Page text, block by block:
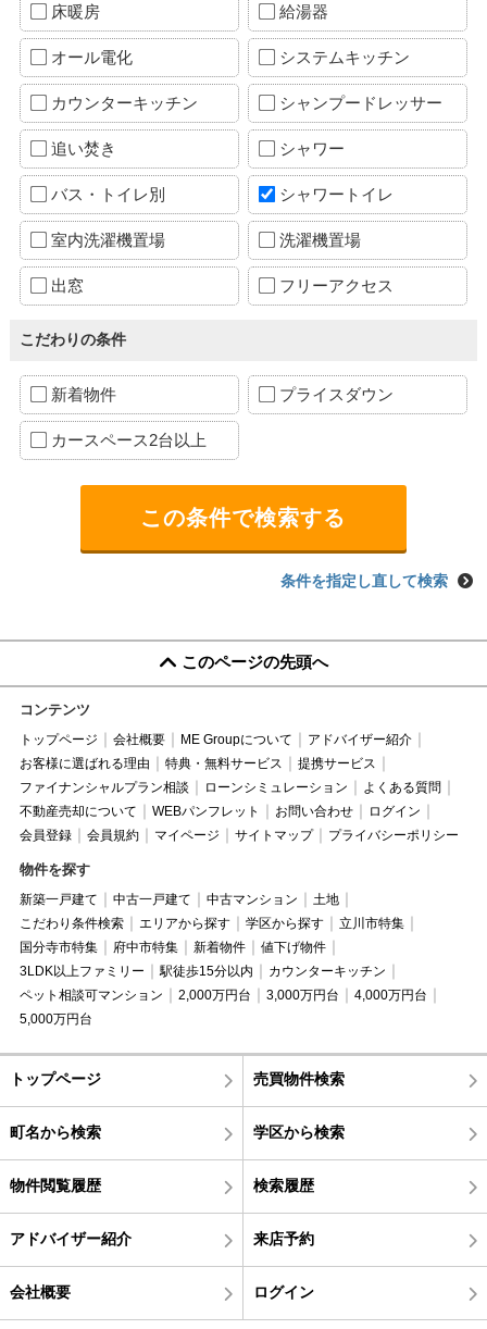
床暖房 給湯器
オール電化 システムキッチン
カウンターキッチン シャンプードレッサー
追い焚き シャワー
バス・トイレ別 シャワートイレ
室内洗濯機置場 洗濯機置場
出窓 フリーアクセス
こだわりの条件
新着物件 プライスダウン
カースペース2台以上
条件を指定し直して検索
このページの先頭へ
コンテンツ
トップページ 会社概要 ME Groupについて
アドバイザー紹介
お客様に選ばれる理由
特典・無料サービス
提携サービス
ファイナンシャルプラン相談
ローンシミュレーション
よくある質問
不動産売却について
WEBパンフレット お問い合わせ
ログイン
会員登録
会員規約 マイページ サイトマップ プライバシーポリシー
物件を探す
新築一戸建て 中古一戸建て 中古マンション
土地
こだわり条件検索
エリアから探す 学区から探す
立川市特集
国分寺市特集
府中市特集 新着物件
値下げ物件
3LDK以上ファミリー
駅徒歩15分以内
カウンターキッチン
ペット相談可マンション
2,000万円台 3,000万円台
4,000万円台
5,000万円台
トップページ 売買物件検索
町名から検索 学区から検索
物件閲覧履歴 検索履歴
アドバイザー紹介 来店予約
会社概要 ログイン